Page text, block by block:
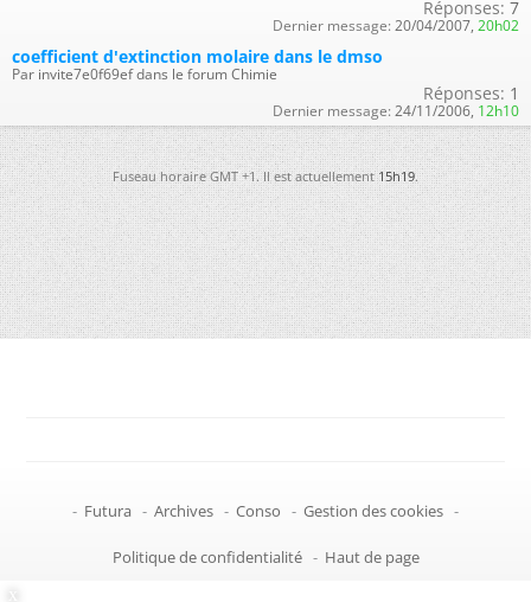
Réponses: 7
Dernier message: 20/04/2007, 20h02
coefficient d'extinction molaire dans le dmso
Par invite7e0f69ef dans le forum Chimie
Réponses: 1
Dernier message: 24/11/2006, 12h10
Fuseau horaire GMT +1. Il est actuellement15h19.
- Futura - Archives - Conso - Gestion des cookies -
Politique de confidentialité - Haut de page